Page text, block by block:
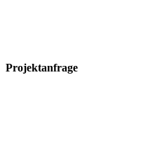
Projektanfrage